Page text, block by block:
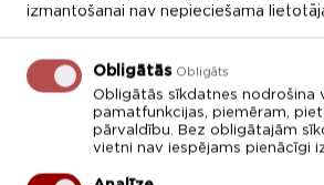
21 22 23 24 25
28 29 30
Diemžēl šajā sadaļā
izmantošanai nav nepieciešama
Obligātās Obligāts
Obligātās sīkdatnes nodrošina
pamatfunkcijas, piemēram,
pārvaldību. Bez obligātajām
vietni nav iespējams pienācīgi